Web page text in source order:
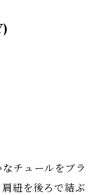
チュールをブラ
紐を後ろで結ぶ